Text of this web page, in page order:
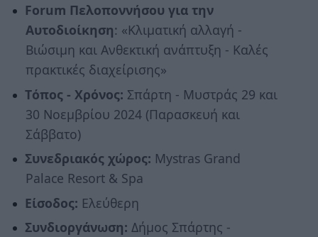
Forum Πελοποννήσου για την
Αυτοδιοίκηση: «Κλιματική αλλαγή -
Βιώσιμη και Ανθεκτική ανάπτυξη - Καλές
πρακτικές διαχείρισης»
Tόπος - Χρόνος: Σπάρτη - Μυστράς 29 και
30 Νοεμβρίου 2024 (Παρασκευή και
Σάββατο)
Συνεδριακόςχώρος: Mystras Grand
Palace Resort & Spa
Είσοδος: Ελεύθερη
Συνδιοργάνωση: Δήμος Σπάρτης -